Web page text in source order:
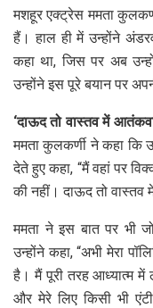
मशहूर एक्ट्रेस ममता
हैं। हाल ही में उन्होंने
कहा था, जिस पर अब
उन्होंने इस पूरे बयान पर
‘दाऊद तो वास्तव में
ममता कुलकर्णी ने कहा
देते हुए कहा, “मैं वहां पर
की नहीं। दाऊद तो वास्तव
ममता ने इस बात पर भी
उन्होंने कहा, “अभी मेरा
है। मैं पूरी तरह आध्यात्म में
और मेरे लिए किसी भी